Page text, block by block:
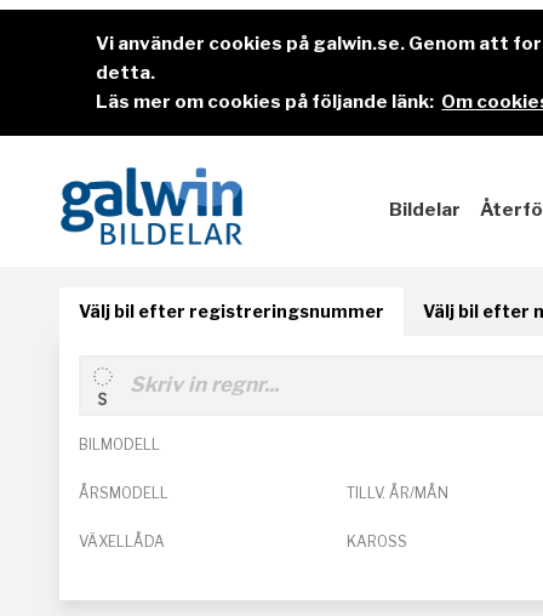
Vi använder cookies på galwin.se. Genom att
detta.
Läs mer om cookies på följande länk: Om
Bildelar
Välj bil efter registreringsnummer Välj bil efter
BILMODELL
ÅRSMODELL TILLV. ÅR/MÅN
VÄXELLÅDA KAROSS